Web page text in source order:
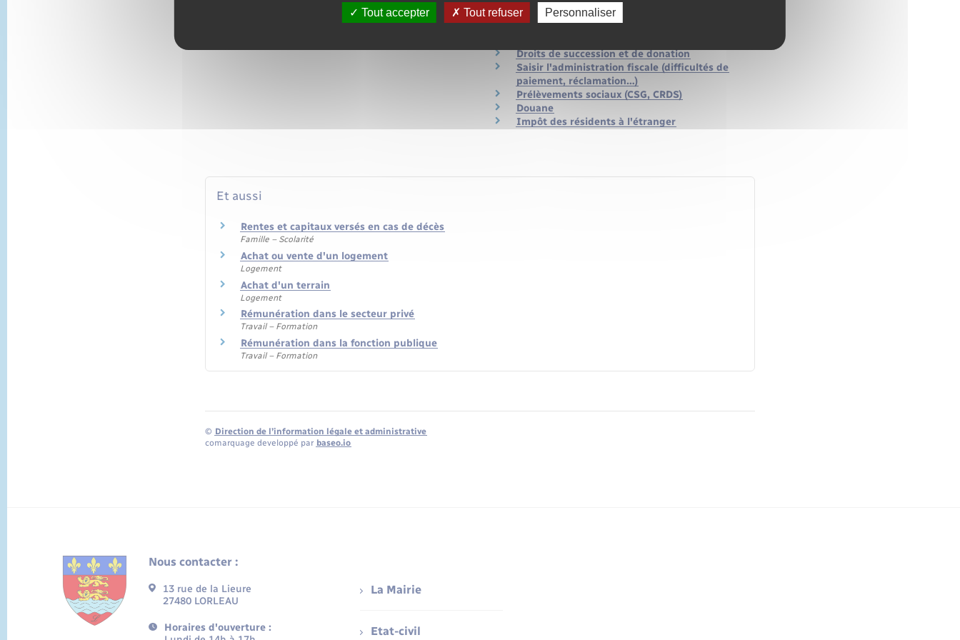
Impôt sur le revenu : calcul et paiement
Impôts locaux
Droits de succession et de donation
Saisir l'administration fiscale (difficultés de
paiement, réclamation…)
Prélèvements sociaux (CSG, CRDS)
Douane
Impôt des résidents à l'étranger
Et aussi
Rentes et capitaux versés en cas de décès
Famille – Scolarité
Achat ou vente d'un logement
Logement
Achat d'un terrain
Logement
Rémunération dans le secteur privé
Travail – Formation
Rémunération dans la fonction publique
Travail – Formation
© Direction de l’information légale et administrative
comarquage developpé par baseo.io
Nous contacter :
13 rue de la Lieure
27480 LORLEAU
Horaires d'ouverture :
La Mairie
Etat-civil
Tout accepter Tout refuser Personnaliser